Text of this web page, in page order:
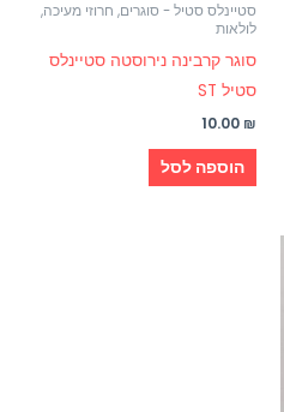
סטיינלס סטיל - סוגרים, חרוזי מעיכה,
לולאות
סוגר קרבינה נירוסטה סטיינלס
סטיל ST
10.00 ₪
הוספה לסל